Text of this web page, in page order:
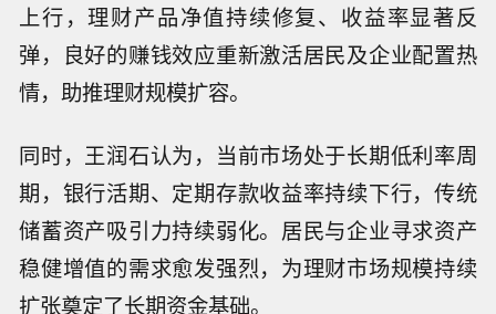
上行，理财产品净值持续修复、收益率显著反
弹，良好的赚钱效应重新激活居民及企业配置热
情，助推理财规模扩容。
同时，王润石认为，当前市场处于长期低利率周
期，银行活期、定期存款收益率持续下行，传统
储蓄资产吸引力持续弱化。居民与企业寻求资产
稳健增值的需求愈发强烈，为理财市场规模持续
扩张奠定了长期资金基础。